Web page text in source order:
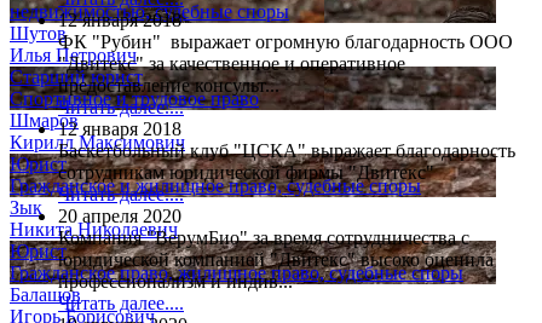
недвижимостью, судебные споры
Шутов
Илья Петрович
Старший юрист
Спортивное и трудовое право
Шмаров
Кирилл Максимович
Юрист
Гражданское и жилищное право, судебные споры
Зык
Никита Николаевич
Юрист
Гражданское право, жилищное право, судебные споры
Балашов
Игорь Борисович
12 января 2018
ФК "Рубин" выражает огромную благодарность ООО
"Двитекс" за качественное и оперативное
предоставление консульт...
Читать далее....
12 января 2018
Баскетбольный клуб "ЦСКА" выражает благодарность
сотрудникам юридической фирмы "Двитекс"
Читать далее....
20 апреля 2020
Компания "ВерумБио" за время сотрудничества с
юридической компанией "Двитекс" высоко оценила
профессионализм и индив...
Читать далее....